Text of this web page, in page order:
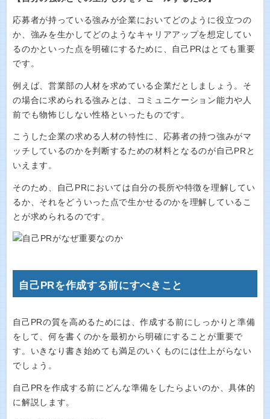
応募者が持っている強みが企業においてどのように役立つの
か、強みを生かしてどのようなキャリアアップを想定してい
るのかといった点を明確にするために、自己PRはとても重要
です。
例えば、営業部の人材を求めている企業だとしましょう。そ
の場合に求められる強みとは、コミュニケーション能力や人
前でも物怖じしない性格といったものです。
こうした企業の求める人材の特性に、応募者の持つ強みがマ
ッチしているのかを判断するための材料となるのが自己PRと
いえます。
そのため、自己PRにおいては自分の長所や特徴を理解してい
るか、それをどういった点で生かせるのかを理解しているこ
とが求められるのです。
自己PRを作成する前にすべきこと
自己PRの質を高めるためには、作成する前にしっかりと準備
をして、何を書くのかを最初から明確にすることが重要で
す。いきなり書き始めても満足のいくものには仕上がらない
でしょう。
自己PRを作成する前にどんな準備をしたらよいのか、具体的
に解説します。